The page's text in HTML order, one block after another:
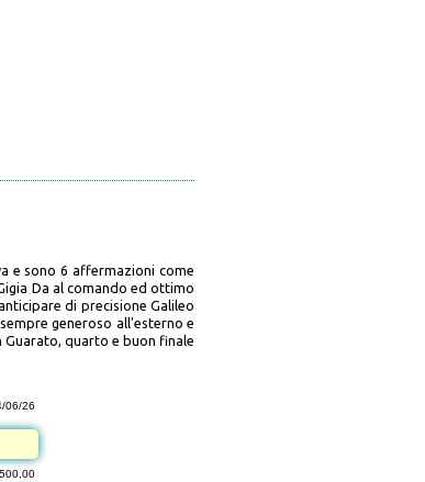
e sono 6 affermazioni come
Da al comando ed ottimo
di precisione Galileo
generoso all'esterno e
quarto e buon finale
06/26